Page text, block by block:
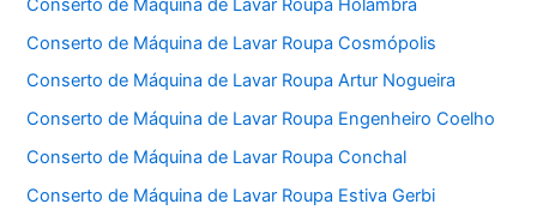
Conserto de Máquina de Lavar Roupa Cosmópolis
Conserto de Máquina de Lavar Roupa Artur Nogueira
Conserto de Máquina de Lavar Roupa Engenheiro Coelho
Conserto de Máquina de Lavar Roupa Conchal
Conserto de Máquina de Lavar Roupa Estiva Gerbi